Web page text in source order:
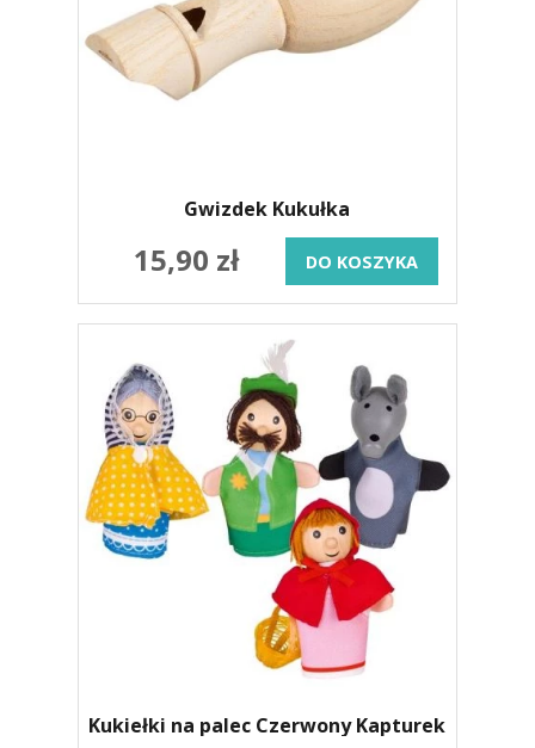
Gwizdek Kukułka
15,90 zł DO KOSZYKA
Kukiełki na palec Czerwony Kapturek